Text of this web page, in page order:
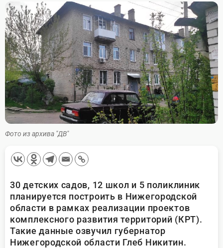
Фото из архива "ДВ"
30 детских садов, 12 школ и 5 поликлиник
планируется построить в Нижегородской
области в рамках реализации проектов
комплексного развития территорий (КРТ).
Такие данные озвучил губернатор
Нижегородской области Глеб Никитин.